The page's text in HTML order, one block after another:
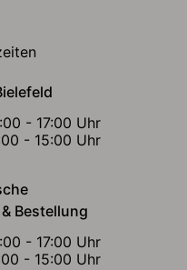
- 17:00 Uhr
- 15:00 Uhr
Bestellung
- 17:00 Uhr
- 15:00 Uhr